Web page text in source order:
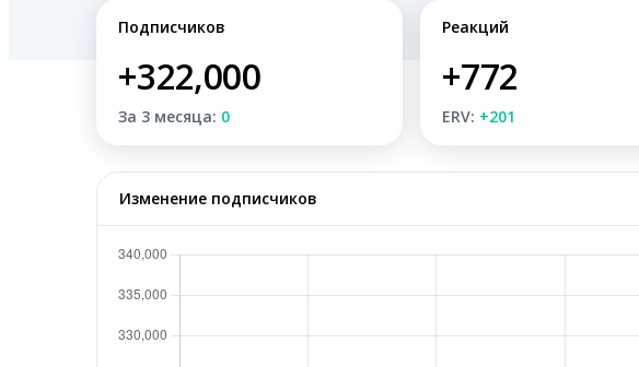
Подписчиков
+322,000
За 3 месяца: 0
Реакций
+772
ERV: +201
Изменение подписчиков